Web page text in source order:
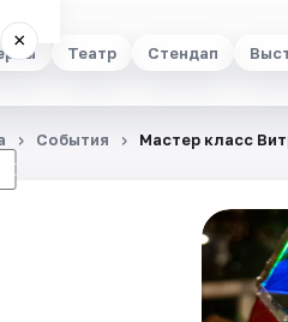
Театр Стендап
×
☾
События Мастер класс